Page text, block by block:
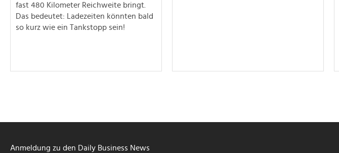
fast 480 Kilometer Reichweite bringt.
Das bedeutet: Ladezeiten könnten bald
so kurz wie ein Tankstopp sein!
Anmeldung zu den Daily Business News